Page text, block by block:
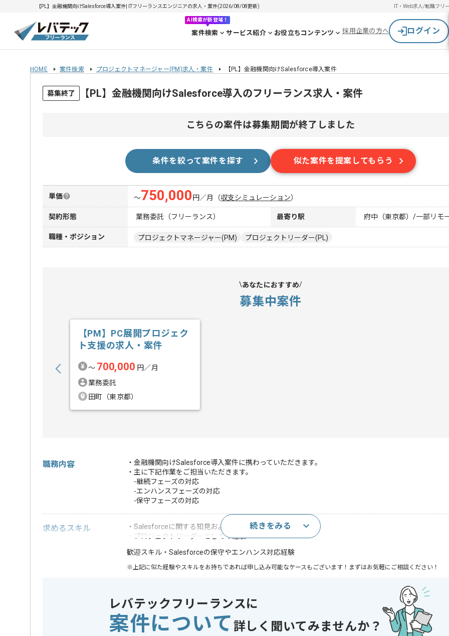
【PL】金融機関向けSalesforce導入案件| ITフリーランスエンジニアの求人・案件(2026/08/08更新) IT・Web求人/転職フリ
AI検索が新登場！
案件検索 サービス紹介 お役立ちコンテンツ 採用企業の方へ ログイン
HOME 案件検索 プロジェクトマネージャー(PM)求人・案件 【PL】金融機関向けSalesforce導入案件
募集終了 【PL】金融機関向けSalesforce導入のフリーランス求人・案件
こちらの案件は募集期間が終了しました
条件を絞って案件を探す 似た案件を提案してもらう
単価 〜750,000 円／月 （収支シミュレーション）
契約形態 業務委託（フリーランス） 最寄り駅 府中（東京都）/一部リモ
職種・ポジション プロジェクトマネージャー(PM) プロジェクトリーダー(PL)
あなたにおすすめ
募集中案件
【PM】PC展開プロジェク
ト支援の求人・案件
〜 700,000 円／月
業務委託
田町（東京都）
職務内容
・金融機関向けSalesforce導入案件に携わっていただきます。
・主に下記作業をご担当いただきます。
-継続フェーズの対応
-エンハンスフェーズの対応
-保守フェーズの対応
求めるスキル
・Salesforceに関する知見および実務経験
・プロジェクトリーダーとしての経験
歓迎スキル ・Salesforceの保守やエンハンス対応経験
※上記に似た経験やスキルをお持ちであれば申し込み可能なケースもございます！まずはお気軽にご相談ください！
業務内容
システム開発
特徴
参画実績あり , 20代活躍中 , 30代活躍中
続きをみる
レバテックフリーランスに
案件について 詳しく聞いてみませんか？